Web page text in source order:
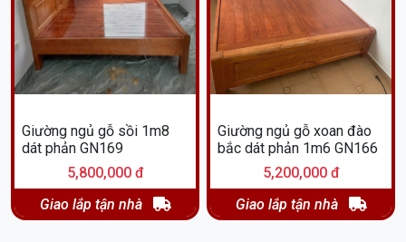
Giường ngủ gỗ sồi 1m8
dát phản GN169
5,800,000 đ
Giao lắp tận nhà
Giường ngủ gỗ xoan đào
bắc dát phản 1m6 GN166
5,200,000 đ
Giao lắp tận nhà